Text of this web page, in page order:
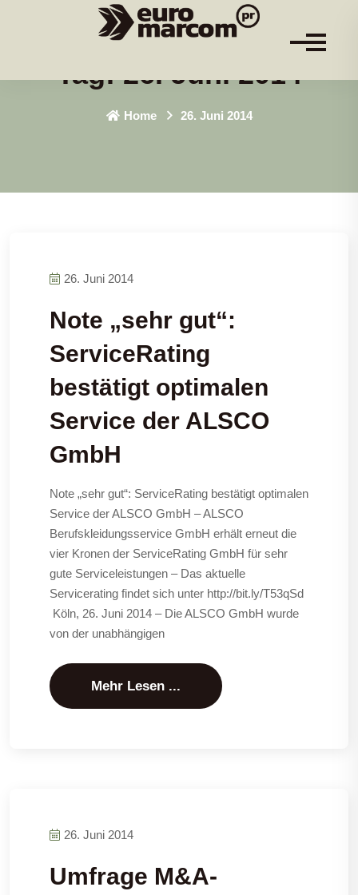
Tag:26. Juni 2014
Home 26. Juni 2014
26. Juni 2014
Note „sehr gut“:
ServiceRating
bestätigt optimalen
Service der ALSCO
GmbH
Note „sehr gut“: ServiceRating bestätigt optimalen
Service der ALSCO GmbH – ALSCO
Berufskleidungsservice GmbH erhält erneut die
vier Kronen der ServiceRating GmbH für sehr
gute Serviceleistungen – Das aktuelle
Servicerating findet sich unter http://bit.ly/T53qSd
Köln, 26. Juni 2014 – Die ALSCO GmbH wurde
von der unabhängigen
Mehr Lesen ...
26. Juni 2014
Umfrage M&A-